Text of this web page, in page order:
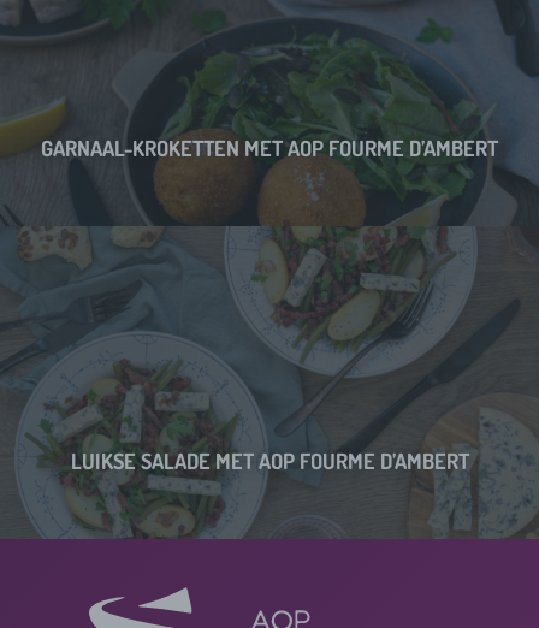
GARNAAL-KROKETTEN MET AOP FOURME D’AMBERT
LUIKSE SALADE MET AOP FOURME D’AMBERT